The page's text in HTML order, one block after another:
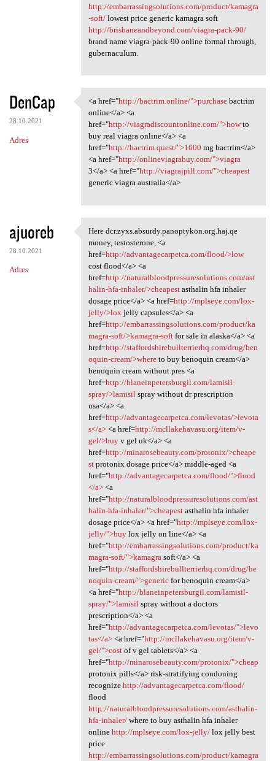
http://embarrassingsolutions.com/product/kamagra
-soft/lowest price generic kamagra soft
http://brisbaneandbeyond.com/viagra-pack-90/
brand name viagra-pack-90 online formal through,
gubernaculum.
DenCap
28.10.2021
Adres
<a href="http://bactrim
<a href="http://bactrim.online/">purchasebactrim
online</a> <a
href="http://viagradiscountonline.com/">howto
buy real viagra online</a> <a
href="http://bactrim.quest/">1600 mg bactrim</a>
<a href="http://onlineviagrabuy.com/">viagra
3</a> <a href="http://viagrajpill.com/">cheapest
generic viagra australia</a>
ajuoreb
28.10.2021
Adres
Here dcr.zyxs.absurdy
Here dcr.zyxs.absurdy.panoptykon.org.haj.qe
money, testosterone, <a
href=http://advantagecarpetca.com/flood/>low
cost flood</a> <a
href=http://naturalbloodpressuresolutions.com/ast
halin-hfa-inhaler/>cheapestasthalin hfa inhaler
dosage price</a> <a href=http://mplseye.com/lox-
jelly/>loxjelly capsules</a> <a
href=http://embarrassingsolutions.com/product/ka
magra-soft/>kamagra-softfor sale in alaska</a> <a
href=http://staffordshirebullterrierhq.com/drug/ben
oquin-cream/>whereto buy benoquin cream</a>
benoquin cream without pres <a
href=http://blaneinpetersburgil.com/lamisil-
spray/>lamisilspray without dr prescription
usa</a> <a
href=http://advantagecarpetca.com/levotas/>levota
s</a><a href=http://mcllakehavasu.org/item/v-
gel/>buyv gel uk</a> <a
href=http://minarosebeauty.com/protonix/>cheape
stprotonix dosage price</a> middle-aged <a
href="http://advantagecarpetca.com/flood/">flood
</a><a
href="http://naturalbloodpressuresolutions.com/ast
halin-hfa-inhaler/">cheapestasthalin hfa inhaler
dosage price</a> <a href="http://mplseye.com/lox-
jelly/">buylox jelly on line</a> <a
href="http://embarrassingsolutions.com/product/ka
magra-soft/">kamagrasoft</a> <a
href="http://staffordshirebullterrierhq.com/drug/be
noquin-cream/">genericfor benoquin cream</a>
<a href="http://blaneinpetersburgil.com/lamisil-
spray/">lamisilspray without a doctors
prescription</a> <a
href="http://advantagecarpetca.com/levotas/">levo
tas</a><a href="http://mcllakehavasu.org/item/v-
gel/">costof v gel tablets</a> <a
href="http://minarosebeauty.com/protonix/">cheap
protonix pills</a> risk-stratifying condoning
recognize http://advantagecarpetca.com/flood/
flood
http://naturalbloodpressuresolutions.com/asthalin-
hfa-inhaler/where to buy asthalin hfa inhaler
online http://mplseye.com/lox-jelly/lox jelly best
price
http://embarrassingsolutions.com/product/kamagra